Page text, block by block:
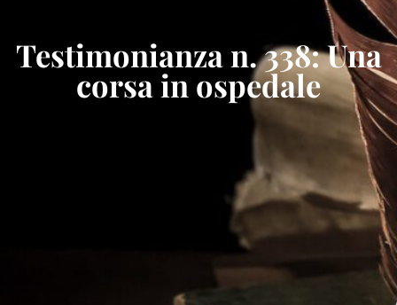
Testimonianza n. 338: Una
corsa in ospedale